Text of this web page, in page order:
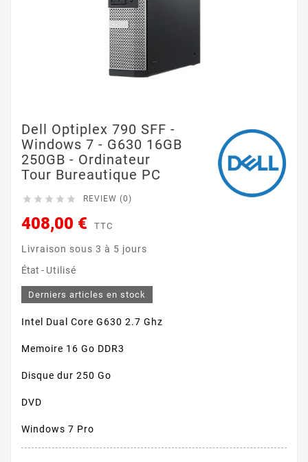
Dell Optiplex 790 SFF -
Windows 7 - G630 16GB
250GB - Ordinateur
Tour Bureautique PC
     REVIEW (0)
408,00 € TTC
Livraison sous 3 à 5 jours
État - Utilisé
Derniers articles en stock
Intel Dual Core G630 2.7 Ghz
Memoire 16 Go DDR3
Disque dur 250 Go
DVD
Windows 7 Pro